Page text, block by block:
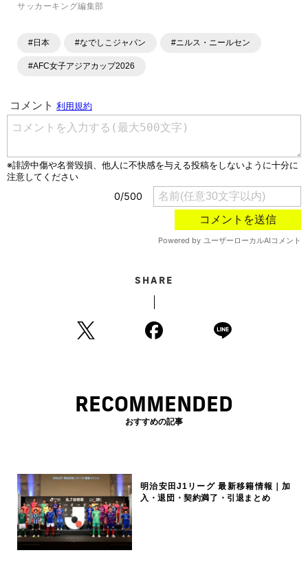
サッカーキング編集部
#日本 #なでしこジャパン #ニルス・ニールセン
#AFC女子アジアカップ2026
SHARE
RECOMMENDED
おすすめの記事
明治安田J1リーグ 最新移籍情報｜加
入・退団・契約満了・引退まとめ